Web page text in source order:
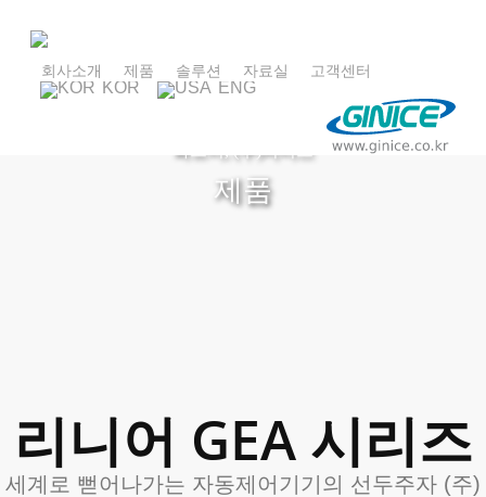
content
회사소개 제품 솔루션 자료실 고객센터
KOR
ENG
최고의 품질로 고객의 신뢰를 이어가는 비즈니스
제품
리니어 GEA 시리즈
세계로 뻗어나가는 자동제어기기의 선두주자 (주)